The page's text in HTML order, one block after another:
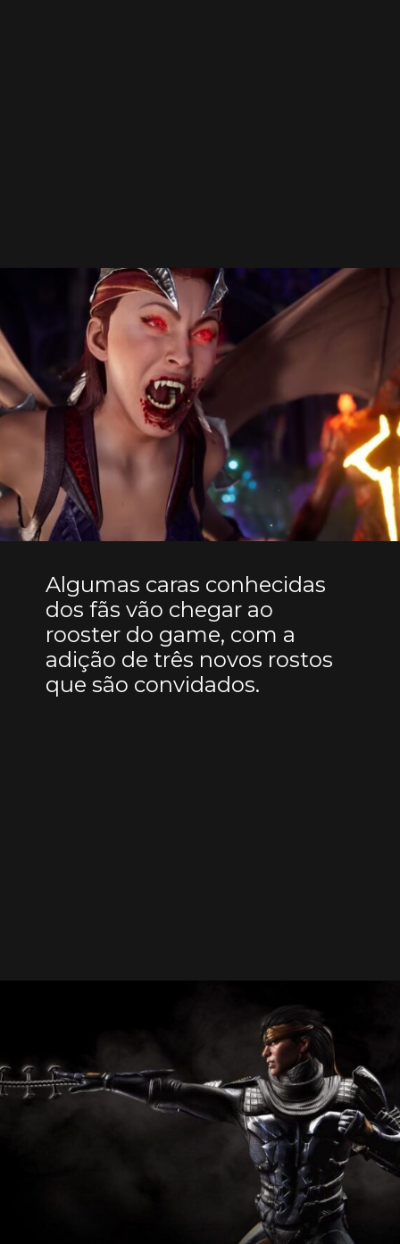
Algumas caras conhecidas
dos fãs vão chegar ao
rooster do game, com a
adição de três novos rostos
que são convidados.